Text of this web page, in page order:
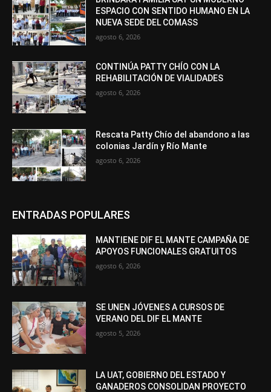
ESPACIO CON SENTIDO HUMANO EN LA
NUEVA SEDE DEL COMASS
agosto 6, 2026
CONTINÚA PATTY CHÍO CON LA
REHABILITACIÓN DE VIALIDADES
agosto 6, 2026
Rescata Patty Chío del abandono a las
colonias Jardín y Río Mante
agosto 6, 2026
ENTRADAS POPULARES
MANTIENE DIF EL MANTE CAMPAÑA DE
APOYOS FUNCIONALES GRATUITOS
agosto 6, 2026
SE UNEN JÓVENES A CURSOS DE
VERANO DEL DIF EL MANTE
agosto 5, 2026
LA UAT, GOBIERNO DEL ESTADO Y
GANADEROS CONSOLIDAN PROYECTO